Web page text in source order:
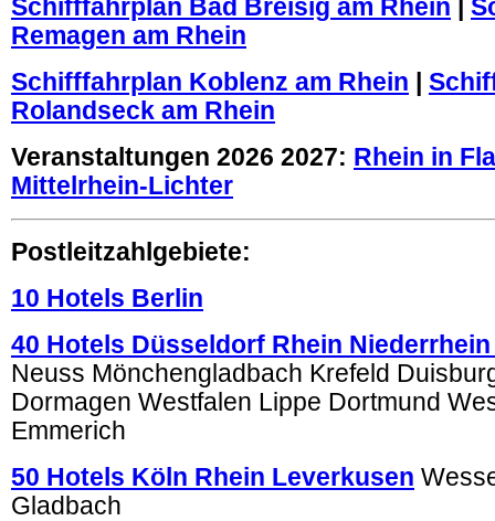
Schifffahrplan Bad Breisig am Rhein
Remagen am Rhein
Schifffahrplan Koblenz am Rhein
Rolandseck am Rhein
Veranstaltungen 2026 2027: Rhein in
Mittelrhein-Lichter
Postleitzahlgebiete:
10 Hotels Berlin
40 Hotels Düsseldorf Rhein
Neuss Mönchengladbach Krefeld
Dormagen Westfalen Lippe Dortmund
Emmerich
50 Hotels Köln Rhein Leverkusen
Gladbach